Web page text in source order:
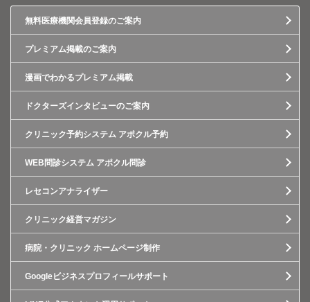
無料医療機関会員登録のご案内
プレミアム掲載のご案内
漫画でわかるプレミアム掲載
ドクターズインタビューのご案内
クリニック予約システム アポクル予約
WEB問診システム アポクル問診
レセコンアナライザー
クリニック経営マガジン
病院・クリニック ホームページ制作
Googleビジネスプロフィールサポート